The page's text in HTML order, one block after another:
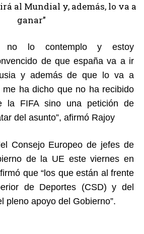
no lo contemplo y estoy
de que españa va a ir
y además de que lo va a
me ha dicho que no ha recibido
la FIFA sino una petición de
del asunto”, afirmó Rajoy
Consejo Europeo de jefes de
de la UE este viernes en
que “los que están al frente
de Deportes (CSD) y del
pleno apoyo del Gobierno”.